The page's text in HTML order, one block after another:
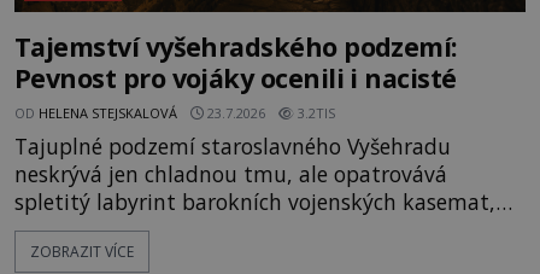
Tajemství vyšehradského podzemí:
Pevnost pro vojáky ocenili i nacisté
OD HELENA STEJSKALOVÁ 23.7.2026 3.2TIS
Tajuplné podzemí staroslavného Vyšehradu
neskrývá jen chladnou tmu, ale opatrovává
spletitý labyrint barokních vojenských kasemat,
zapomenuté chrámy a vzácné národní poklady.
Hluboko uvnitř mohutné skály nad řekou Vltavou
ZOBRAZIT VÍCE